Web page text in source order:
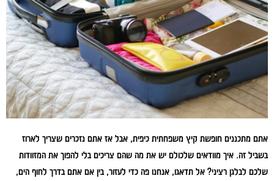
אתם מתכננים חופשת קיץ משפחתית כיפית, אבל אז אתם נזכרים שצריך לארוז
בשביל זה. איך מוודאים שלכולם יש את מה שהם צריכים בלי להפוך את המזוודות
שלכם לבלגן רציני? אל תדאגו, אנחנו פה כדי לעזור, בין אם אתם בדרך לחוף הים,